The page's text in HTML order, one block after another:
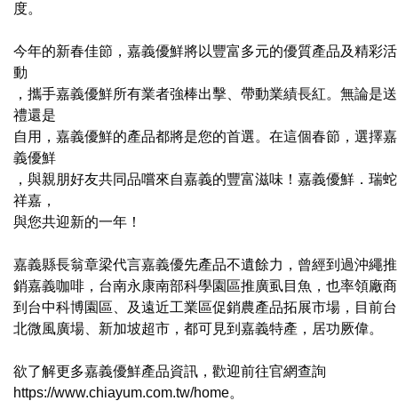
度。
今年的新春佳節，嘉義優鮮將以豐富多元的優質產品及精彩活
動
，攜手嘉義優鮮所有業者強棒出擊、帶動業績長紅。無論是送
禮還是
自用，嘉義優鮮的產品都將是您的首選。在這個春節，選擇嘉
義優鮮
，與親朋好友共同品嚐來自嘉義的豐富滋味！嘉義優鮮．瑞蛇
祥嘉，
與您共迎新的一年！
嘉義縣長翁章梁代言嘉義優先產品不遺餘力，曾經到過沖繩推
銷嘉義咖啡，台南永康南部科學園區推廣虱目魚，也率領廠商
到台中科博園區、及遠近工業區促銷農產品拓展市場，目前台
北微風廣場、新加坡超市，都可見到嘉義特產，居功厥偉。
欲了解更多嘉義優鮮產品資訊，歡迎前往官網查詢
https://www.chiayum.com.tw/home。